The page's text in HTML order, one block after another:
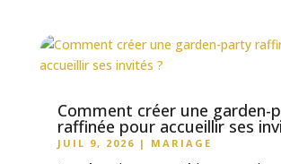
Comment créer une garden-
raffinée pour accueillir ses
JUIL 9, 2026 | MARIAGE